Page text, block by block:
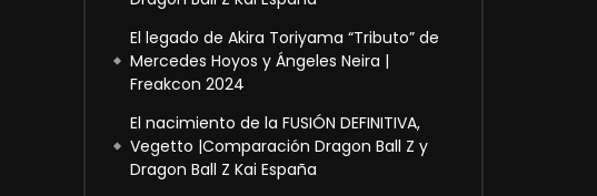
El legado de Akira Toriyama “Tributo” de
Mercedes Hoyos y Ángeles Neira |
Freakcon 2024
El nacimiento de la FUSIÓN DEFINITIVA,
Vegetto |Comparación Dragon Ball Z y
Dragon Ball Z Kai España